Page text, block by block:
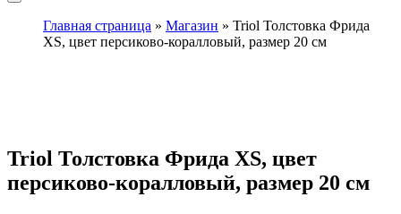
Главная страница » Магазин » Triol Толстовка Фрида
XS, цвет персиково-коралловый, размер 20 см
Triol Толстовка Фрида XS, цвет
персиково-коралловый, размер 20 см